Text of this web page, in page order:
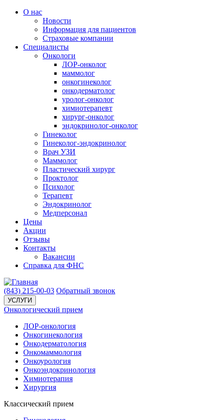
К содержимому
О нас
Новости
Информация для пациентов
Страховые компании
Специалисты
Онкологи
ЛОР-онколог
маммолог
онкогинеколог
онкодерматолог
уролог-онколог
химиотерапевт
хирург-онколог
эндокринолог-онколог
Гинеколог
Гинеколог-эндокринолог
Врач УЗИ
Маммолог
Пластический хирург
Проктолог
Психолог
Терапевт
Эндокринолог
Медперсонал
Цены
Акции
Отзывы
Контакты
Вакансии
Справка для ФНС
(843) 215-00-03 Обратный звонок
УСЛУГИ
Онкологический прием
ЛОР-онкология
Онкогинекология
Онкодерматология
Онкомаммология
Онкоурология
Онкоэндокринология
Химиотерапия
Хирургия
Классический прием